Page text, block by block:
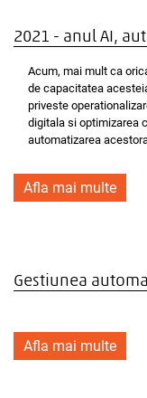
2021 - anul AI,
Acum, mai mult ca
de capacitatea
priveste
digitala si optimizarea
automatizarea
Afla mai multe
Gestiunea
Afla mai multe